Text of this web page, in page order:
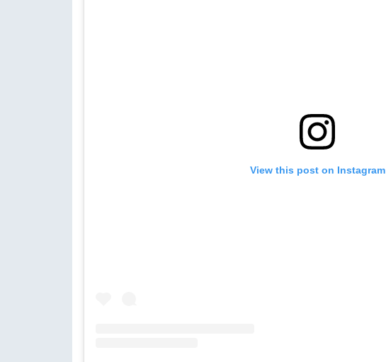
View this post on Instagram